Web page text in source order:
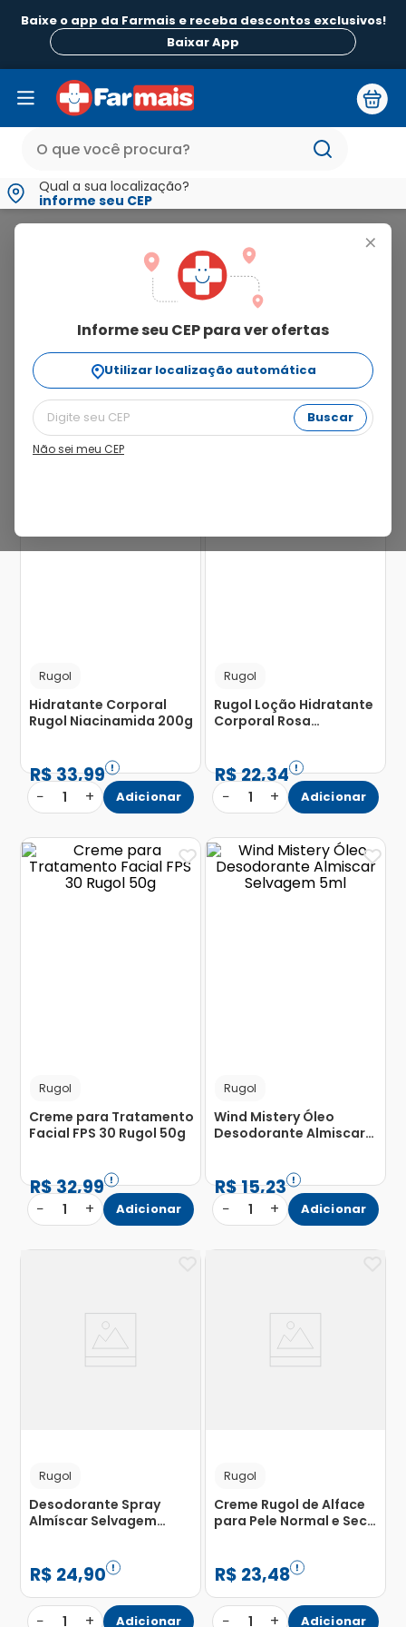
Baixe o app da Farmais e receba descontos exclusivos!
Baixar App
Qual a sua localização?
informe seu CEP
+
Informe seu CEP para ver ofertas
Utilizar localização automática
Buscar
Não sei meu CEP
Ordenar Por
relevância
Rugol
Hidratante Corporal
Rugol Niacinamida 200g
R$33,99
− 1 + Adicionar
Rugol
Rugol Loção Hidratante
Corporal Rosa
R$22,34
− 1 + Adicionar
Rugol
Creme para Tratamento
Facial FPS 30 Rugol 50g
R$32,99
− 1 + Adicionar
Rugol
Wind Mistery Óleo
Desodorante Almiscar
R$15,23
− 1 + Adicionar
Rugol
Desodorante Spray
Almíscar Selvagem
R$ 24,90
− 1 + Adicionar
Rugol
Creme Rugol de Alface
para Pele Normal e Seca
R$ 23,48
− 1 + Adicionar